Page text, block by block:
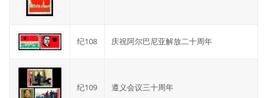
纪108 庆祝阿尔巴尼亚解放二十周年
纪109 遵义会议三十周年